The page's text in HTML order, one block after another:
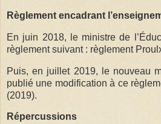
Règlement encadrant
En juin 2018, le ministre de
règlement suivant : règlement
Puis, en juillet 2019, le nouveau
publié une modification à ce
(2019).
Répercussions